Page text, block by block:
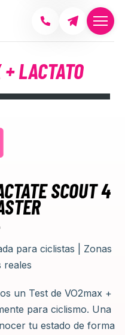
LACTATO
SCOUT 4
para ciclistas | Zonas
reales
un Test de VO2max +
para ciclismo. Una
tu estado de forma